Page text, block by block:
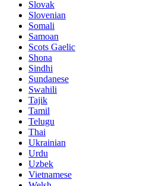
Slovak
Slovenian
Somali
Samoan
Scots Gaelic
Shona
Sindhi
Sundanese
Swahili
Tajik
Tamil
Telugu
Thai
Ukrainian
Urdu
Uzbek
Vietnamese